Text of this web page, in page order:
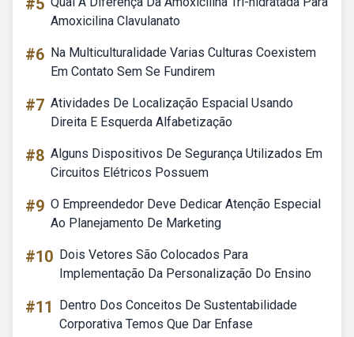
#5
Amoxicilina Clavulanato
#6 Na Multiculturalidade Varias Culturas Coexistem
Em Contato Sem Se Fundirem
#7 Atividades De Localização Espacial Usando
Direita E Esquerda Alfabetização
#8 Alguns Dispositivos De Segurança Utilizados Em
Circuitos Elétricos Possuem
#9 O Empreendedor Deve Dedicar Atenção Especial
Ao Planejamento De Marketing
#10 Dois Vetores São Colocados Para
Implementação Da Personalização Do Ensino
#11
Dentro Dos Conceitos De Sustentabilidade
Corporativa Temos Que Dar Enfase